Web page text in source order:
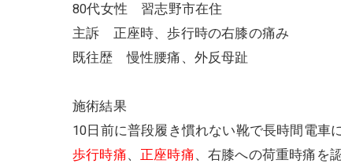
80代女性 習志野市在住
主訴 正座時、歩行時の右膝の痛み
既往歴 慢性腰痛、外反母趾
施術結果
10日前に普段履き慣れない靴で長時間電車
歩行時痛、 正座時痛、右膝への荷重時痛を